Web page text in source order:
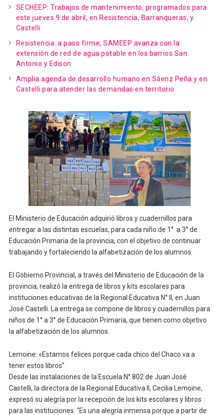
SECHEEP: Trabajos de mantenimiento, programados para
este jueves 9 de abril, en Resistencia, Barranqueras, y
Castelli
Resistencia: a paso firme, SAMEEP avanza con la
extensión de red de agua potable en los barrios San
Antonio y Edison
Amplia agenda de desarrollo humano en Sáenz Peña y en
Castelli para atender las demandas en territorio
El Ministerio de Educación adquirió libros y cuadernillos para
entregar a las distintas escuelas, para cada niño de 1° a 3° de
Educación Primaria de la provincia, con el objetivo de continuar
trabajando y fortaleciendo la alfabetización de los alumnos.
El Gobierno Provincial, a través del Ministerio de Educación de la
provincia, realizó la entrega de libros y kits escolares para
instituciones educativas de la Regional Educativa N° II, en Juan
José Castelli. La entrega se compone de libros y cuadernillos para
niños de 1° a 3° de Educación Primaria, que tienen como objetivo
la alfabetización de los alumnos.
Lemoine: «Estamos felices porque cada chico del Chaco va a
tener estos libros”
Desde las instalaciones de la Escuela N° 802 de Juan José
Castelli, la directora de la Regional Educativa II, Cecilia Lemoine,
expresó su alegría por la recepción de los kits escolares y libros
para las instituciones. “Es una alegría inmensa porque a partir de